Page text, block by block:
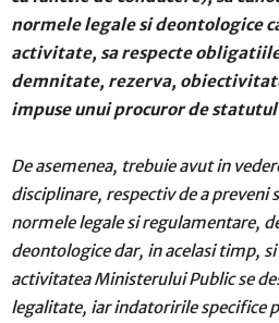
normele legale si deontologice
activitate, sa respecte
demnitate, rezerva,
impuse unui procuror de
De asemenea, trebuie avut in
disciplinare, respectiv de a preveni
normele legale si regulamentare,
deontologice dar, in acelasi timp, si
activitatea Ministerului Public se
legalitate, iar indatoririle specifice